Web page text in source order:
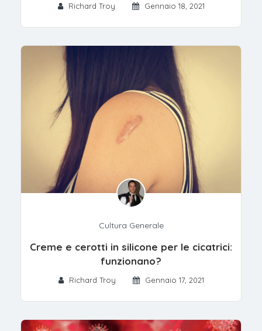
Richard Troy Gennaio 18, 2021
Cultura Generale
Creme e cerotti in silicone per le cicatrici:
funzionano?
Richard Troy Gennaio 17, 2021